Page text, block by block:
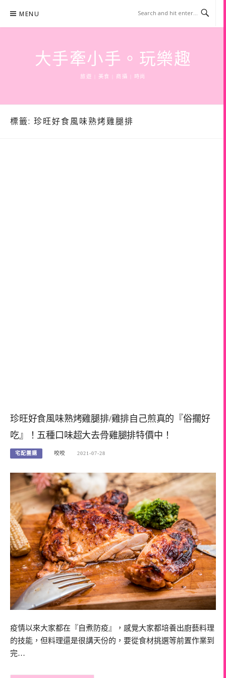
content
MENU
大手牽小手。玩樂趣
旅遊 | 美食 | 商攝 | 時尚
標籤: 珍旺好食風味熟烤雞腿排
珍旺好食風味熟烤雞腿排/雞排自己煎真的『俗擱好
吃』！五種口味超大去骨雞腿排特價中！
宅配團購 咬咬 2021-07-28
疫情以來大家都在『自煮防疫』，感覺大家都培養出廚藝料理
的技能，但料理還是很講天份的，要從食材挑選等前置作業到
完…